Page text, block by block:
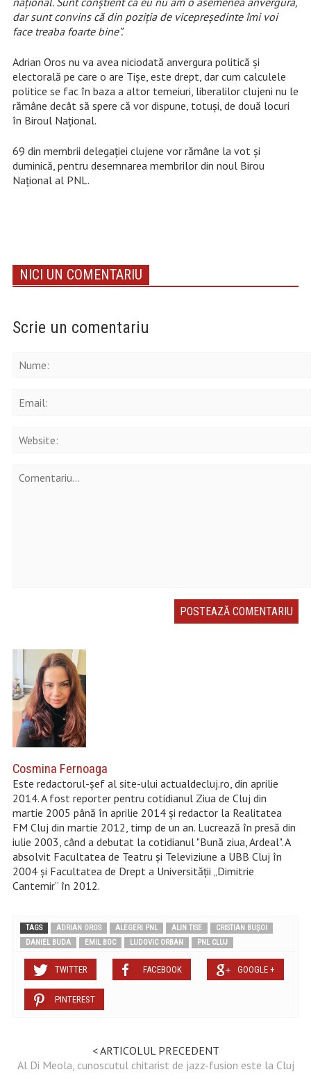
dar sunt convins că din poziția de vicepreședinte îmi voi
face treaba foarte bine”.
Adrian Oros nu va avea niciodată anvergura politică și
electorală pe care o are Tișe, este drept, dar cum calculele
politice se fac în baza a altor temeiuri, liberalilor clujeni nu le
rămâne decât să spere că vor dispune, totuși, de două locuri
în Biroul Național.
69 din membrii delegației clujene vor rămâne la vot și
duminică, pentru desemnarea membrilor din noul Birou
Național al PNL.
NICI UN COMENTARIU
Scrie un comentariu
Cosmina Fernoaga
Este redactorul-șef al site-ului actualdecluj.ro, din aprilie
2014. A fost reporter pentru cotidianul Ziua de Cluj din
martie 2005 până în aprilie 2014 şi redactor la Realitatea
FM Cluj din martie 2012, timp de un an. Lucrează în presă din
iulie 2003, când a debutat la cotidianul "Bună ziua, Ardeal". A
absolvit Facultatea de Teatru şi Televiziune a UBB Cluj în
2004 şi Facultatea de Drept a Universităţii „Dimitrie
Cantemir” în 2012.
TAGS ADRIAN OROS ALEGERI PNL ALIN TISE
CRISTIAN BUȘOI
DANIEL BUDA
EMIL BOC LUDOVIC ORBAN PNL CLUJ
TWITTER FACEBOOK GOOGLE +
PINTEREST
< ARTICOLUL PRECEDENT
Al Di Meola, cunoscutul chitarist de jazz-fusion este la Cluj